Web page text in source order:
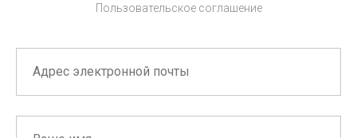
Пользовательское соглашение